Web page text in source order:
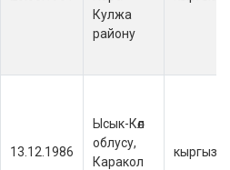
Кулжа
району
13.12.1986
Ысык-Көл
облусу,
Каракол
кыргыз